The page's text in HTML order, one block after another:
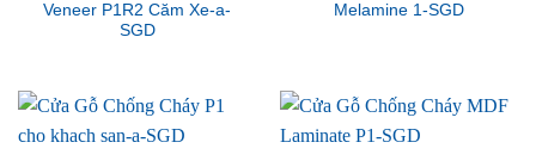
Veneer P1R2 Căm Xe-a-
SGD
Melamine 1-SGD